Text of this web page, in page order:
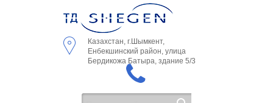
Казахстан, г.Шымкент,
Енбекшинский район, улица
Бердикожа Батыра, здание 5/3